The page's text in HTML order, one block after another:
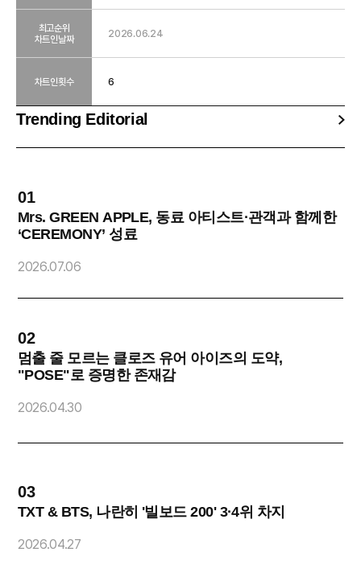
최고순위
차트인날짜
차트인횟수
2026.06.24
6
Trending Editorial
01
Mrs. GREEN APPLE, 동료 아티스트·관객과 함께한
‘CEREMONY’ 성료
2026.07.06
02
멈출 줄 모르는 클로즈 유어 아이즈의 도약,
"POSE"로 증명한 존재감
2026.04.30
03
TXT & BTS, 나란히 '빌보드 200' 3·4위 차지
2026.04.27